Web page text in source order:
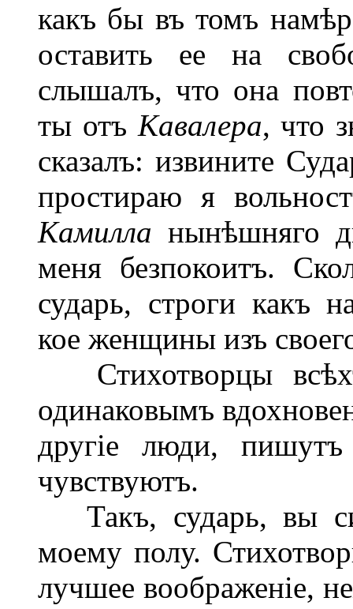
какъ бы въ томъ
оставить ее на
слышалъ, что она
ты отъ Кавалера, что
сказалъ: извините
простираю я
Камилла нынѣшняго
меня безпокоитъ.
сударь, строги какъ
кое женщины изъ
Стихотворцы
одинаковымъ
другіе люди,
чувствуютъ.
Такъ, сударь, вы
моему полу.
лучшее воображеніе,